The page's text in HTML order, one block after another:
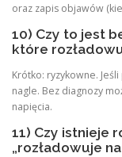
oraz zapis objawów
10) Czy to jest
które
Krótko: ryzykowne.
nagle. Bez diagnozy
napięcia.
11) Czy istnieje
„rozładowuje